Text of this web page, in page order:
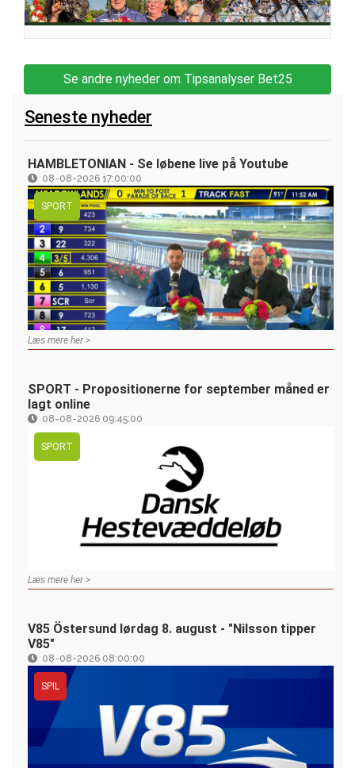
Se andre nyheder om Tipsanalyser Bet25
Seneste nyheder
HAMBLETONIAN - Se løbene live på Youtube
08-08-2026 17:00:00
SPORT
Læs mere her >
SPORT - Propositionerne for september måned er
lagt online
08-08-2026 09:45:00
SPORT
Læs mere her >
V85 Östersund lørdag 8. august - "Nilsson tipper
V85"
08-08-2026 08:00:00
SPIL